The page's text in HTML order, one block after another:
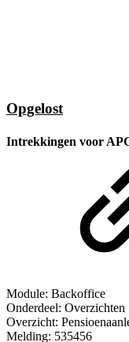
Opgelost
Intrekkingen voor
Module: Backoffice
Onderdeel: Overzichten
Overzicht:
Melding: 535456